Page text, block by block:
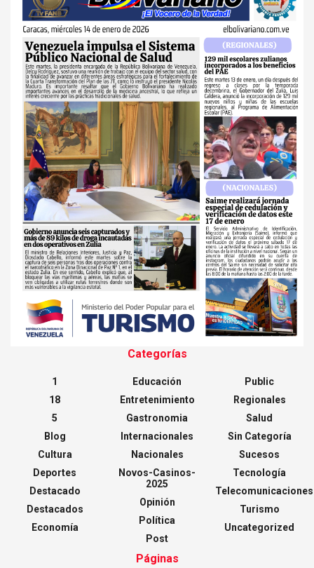
Categorías
1
18
5
Blog
Cultura
Deportes
Destacado
Destacados
Economía
Educación
Entretenimiento
Gastronomia
Internacionales
Nacionales
Novos-Casinos-
2025
Opinión
Política
Post
Public
Regionales
Salud
Sin Categoría
Sucesos
Tecnología
Telecomunicaciones
Turismo
Uncategorized
Páginas